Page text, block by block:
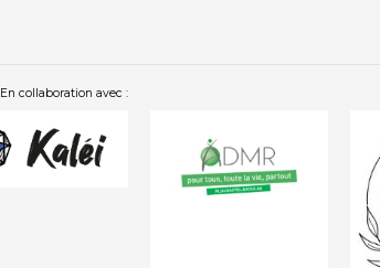
En collaboration avec :